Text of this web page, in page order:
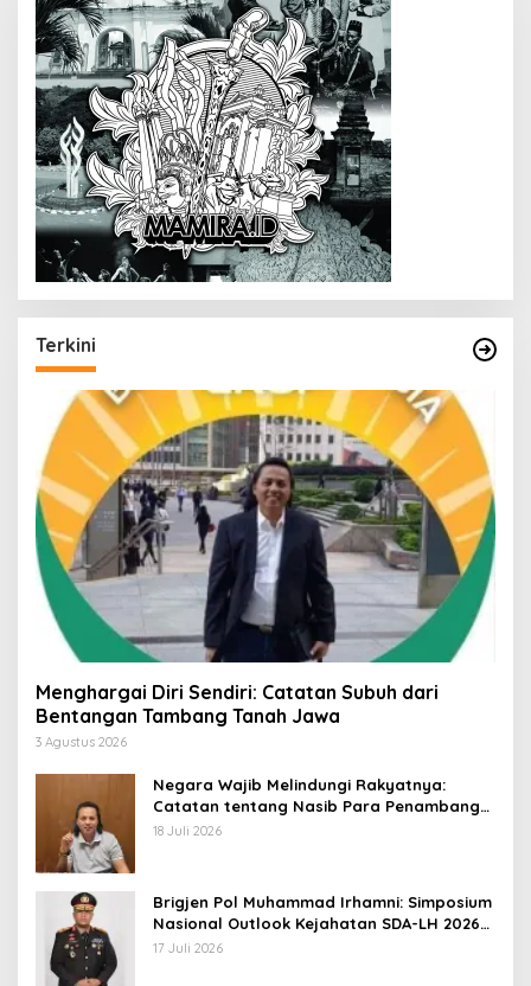
Terkini
Menghargai Diri Sendiri: Catatan Subuh dari
Bentangan Tambang Tanah Jawa
3 Agustus 2026
Negara Wajib Melindungi Rakyatnya:
Catatan tentang Nasib Para Penambang
Belerang Kawah Ijen
18 Juli 2026
Brigjen Pol Muhammad Irhamni: Simposium
Nasional Outlook Kejahatan SDA-LH 2026–
2030 Beri Banyak Masukan Bagi APH
17 Juli 2026